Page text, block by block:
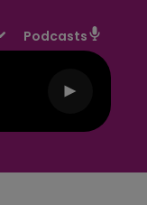
Podcasts